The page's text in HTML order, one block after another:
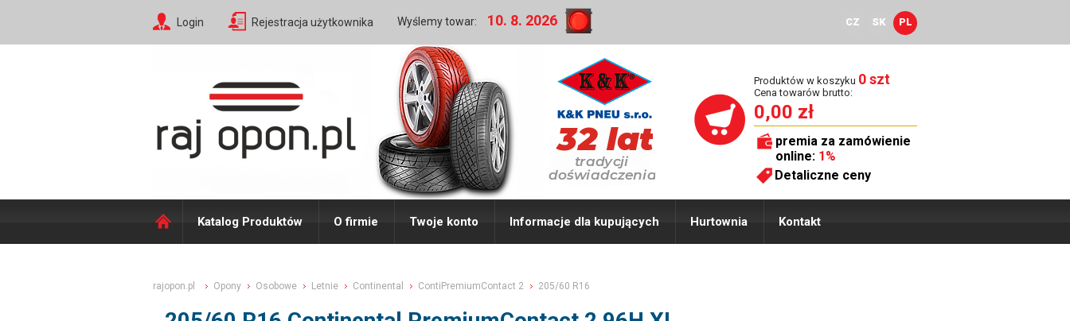
Login Rejestracja użytkownika Wyślemy towar: 10. 8. 2026 CZ SK PL
Produktów w koszyku 0 szt
Cena towarów brutto:
0,00 zł
premia za zamówienie
online: 1%
Detaliczne ceny
Katalog Produktów O firmie Twoje konto Informacje dla kupujących Hurtownia Kontakt
rajopon.pl Opony Osobowe Letnie Continental ContiPremiumContact 2 205/60 R16